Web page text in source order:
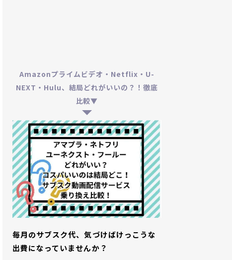
Amazonプライムビデオ・Netflix・U-
NEXT・Hulu、結局どれがいいの？！徹底
比較▼
毎月のサブスク代、気づけばけっこうな
出費になっていませんか？